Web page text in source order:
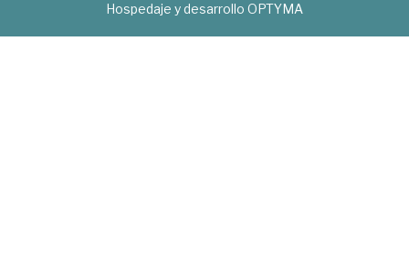
Hospedaje y desarrollo OPTYMA